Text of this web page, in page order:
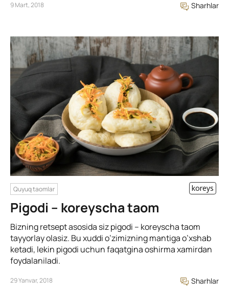
9 Mart, 2018 Sharhlar
Quyuq taomlar koreys
Pigodi – koreyscha taom
Bizning retsept asosida siz pigodi – koreyscha taom
tayyorlay olasiz. Bu xuddi o’zimizning mantiga o’xshab
ketadi, lekin pigodi uchun faqatgina oshirma xamirdan
foydalaniladi.
29 Yanvar, 2018 Sharhlar